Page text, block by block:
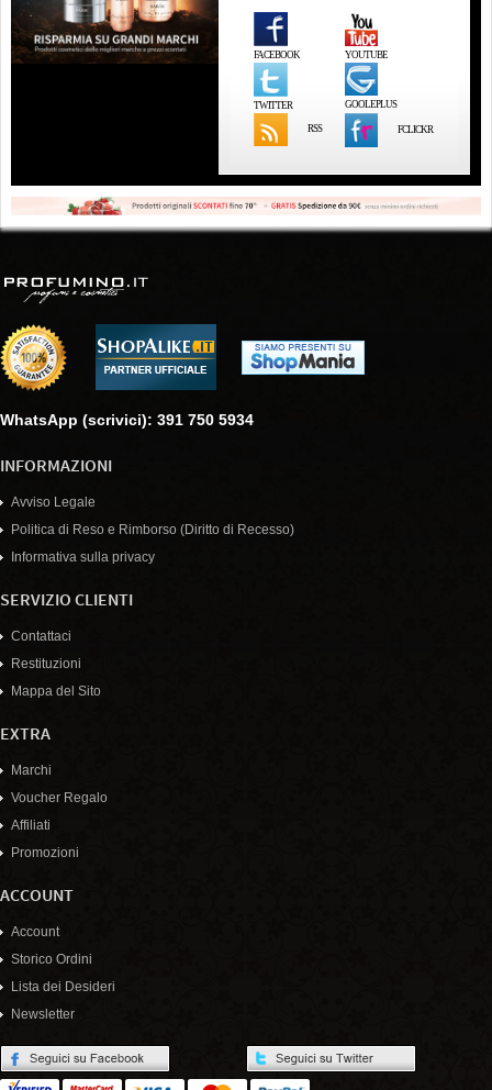
FACEBOOK YOUTUBE
TWITTER GOOLEPLUS
RSS FCLICKR
WhatsApp (scrivici): 391 750 5934
INFORMAZIONI
Avviso Legale
Politica di Reso e Rimborso (Diritto di Recesso)
Informativa sulla privacy
SERVIZIO CLIENTI
Contattaci
Restituzioni
Mappa del Sito
EXTRA
Marchi
Voucher Regalo
Affiliati
Promozioni
ACCOUNT
Account
Storico Ordini
Lista dei Desideri
Newsletter